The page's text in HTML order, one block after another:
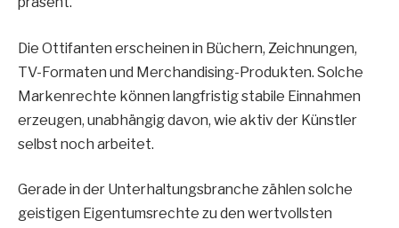
Die Ottifanten erscheinen in Büchern, Zeichnungen,
TV-Formaten und Merchandising-Produkten. Solche
Markenrechte können langfristig stabile Einnahmen
erzeugen, unabhängig davon, wie aktiv der Künstler
selbst noch arbeitet.
Gerade in der Unterhaltungsbranche zählen solche
geistigen Eigentumsrechte zu den wertvollsten